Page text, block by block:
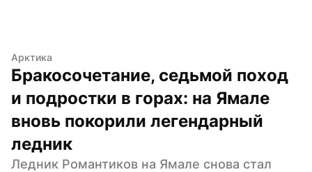
Арктика
Бракосочетание, седьмой поход
и подростки в горах: на Ямале
вновь покорили легендарный
ледник
Ледник Романтиков на Ямале снова стал